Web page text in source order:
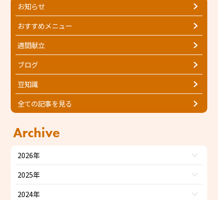
お知らせ
おすすめメニュー
週間献立
ブログ
豆知識
全ての記事を見る
Archive
2026年
2025年
2024年